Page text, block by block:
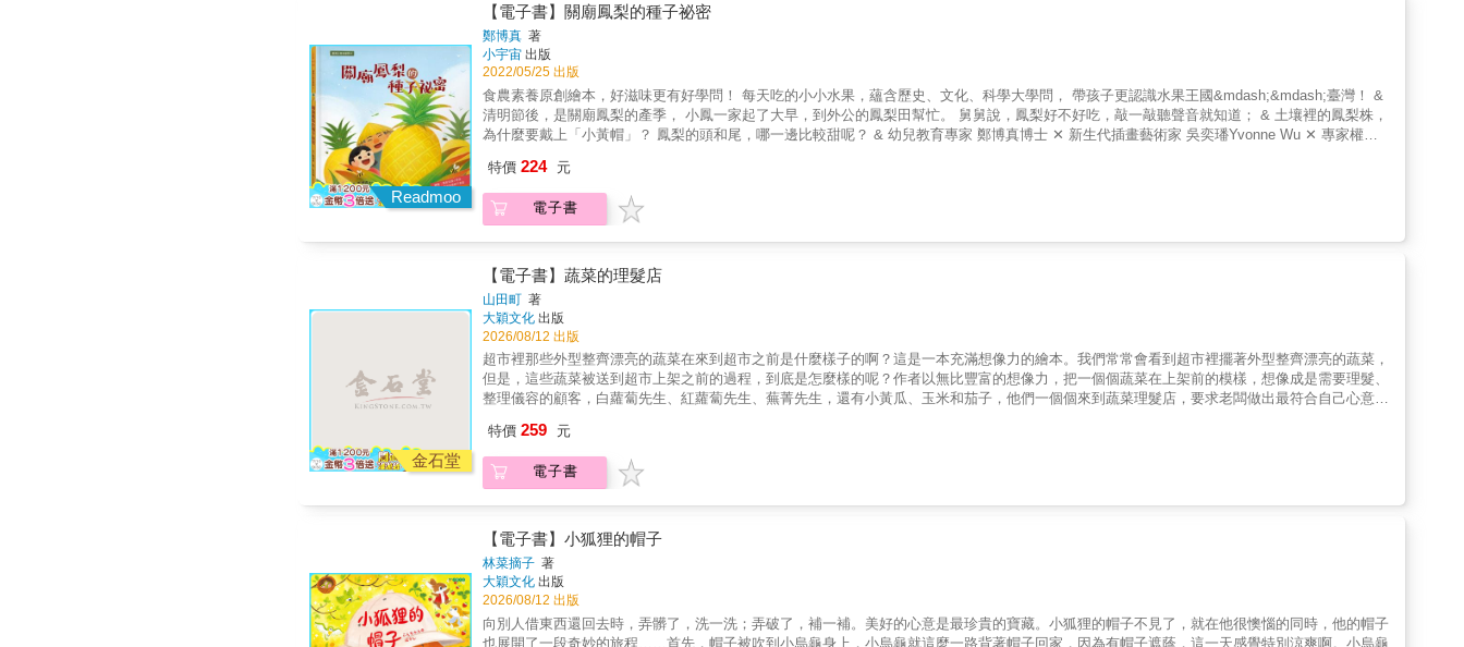
有這般基礎，學什麼都不怕困難。相信，與孩子細細共讀泰恩的《你是一頭獅子！：跟著動物們一起做運動》，不僅孩子，每個如同你我的大人，
都能用孩子的眼光看世界，從律動開始，展開驚喜連連的身體大冒險！打開身體，開始動起來。身體學會的，誰也拿不走！律動起來，最快樂！謝
明霏 | 雲門教室執行長跟著獅子一起做運動，啟動身體想像力！你可以是躍動的兔子、沉穩的大象、輕盈的蝴蝶，什麼都可以。讓孩子透過閱讀與
肢體學習，去探索與感受，只要身心一起律動，皆能感知生活的美好與圓滿。一如雲門教室期待每位孩子都能像隻小青蛙，呱呱呱的在池塘裡開心
跳躍，探索世界，優遊自在，健康，快樂，成長。
Readmoo
【電子書】關廟鳳梨的種子祕密
鄭博真 著
小宇宙 出版
2022/05/25 出版
食農素養原創繪本，好滋味更有好學問！ 每天吃的小小水果，蘊含歷史、文化、科學大學問， 帶孩子更認識水果王國&mdash;&mdash;臺灣！ &
清明節後，是關廟鳳梨的產季， 小鳳一家起了大早，到外公的鳳梨田幫忙。 舅舅說，鳳梨好不好吃，敲一敲聽聲音就知道； & 土壤裡的鳳梨株，
為什麼要戴上「小黃帽」？ 鳳梨的頭和尾，哪一邊比較甜呢？ & 幼兒教育專家 鄭博真博士 ✕ 新生代插畫藝術家 吳奕璠Yvonne Wu ✕ 專家權威
梨、牛奶鳳梨、芒果鳳梨 (2)親子動手做：酸甜美味的「鳳梨果醬」插畫食譜 & 本書特色 1. 從孩子喜愛的水果，開啟統整性跨領域學習，包含：
語文、社會、自然科學、經濟、語文、健康及科學等知識。 2. 融合「營養知識」、「飲食文化」到「生活涵養」的食農素養繪本，符合幼兒園及
小學課程大綱的「統整式學習」內容。 3. 從水果的孕育過程中，啟發孩子對自然科學的好奇心、對大自然的觀察力。 4. 以祖孫情感、親子互動為
特價 224 元
電子書
金石堂
【電子書】蔬菜的理髮店
山田町 著
大穎文化 出版
2026/08/12 出版
超市裡那些外型整齊漂亮的蔬菜在來到超市之前是什麼樣子的啊？這是一本充滿想像力的繪本。我們常常會看到超市裡擺著外型整齊漂亮的蔬菜，
但是，這些蔬菜被送到超市上架之前的過程，到底是怎麼樣的呢？作者以無比豐富的想像力，把一個個蔬菜在上架前的模樣，想像成是需要理髮、
整理儀容的顧客，白蘿蔔先生、紅蘿蔔先生、蕪菁先生，還有小黃瓜、玉米和茄子，他們一個個來到蔬菜理髮店，要求老闆做出最符合自己心意的
場，真的要忍不住捧腹大笑！更可愛的是，故事裡還安排了一個誤闖蔬菜理髮店的水果——柿子。不！不！不！不好意思，柿子先生，本店沒有為
水果提供服務。小讀者們讀到這裡，真是不爆笑也難哪！大家經過一番梳理後，打扮得漂漂亮亮、整整齊齊地上架，也就成了我們在超市看到的那
些可口又美麗的各式蔬菜囉！本書值得推崇的另一個特點，是作家把各種蔬菜外型的特點巧妙地融入情節中，甚至帶出一些處理食物的特殊手法。
本，把蔬菜們想像成一個個需要整理頭髮的顧客，還原蔬菜們上架前的原始樣貌，兼具知識性與趣味性！
特價 259 元
電子書
【電子書】小狐狸的帽子
林菜摘子 著
大穎文化 出版
2026/08/12 出版
向別人借東西還回去時，弄髒了，洗一洗；弄破了，補一補。美好的心意是最珍貴的寶藏。小狐狸的帽子不見了，就在他很懊惱的同時，他的帽子
也展開了一段奇妙的旅程……首先，帽子被吹到小烏龜身上，小烏龜就這麼一路背著帽子回家，因為有帽子遮蔭，這一天感覺特別涼爽啊。小烏龜